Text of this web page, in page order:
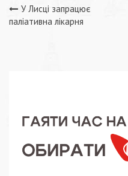
Навігація
У Лисці запрацює
паліативна лікарня